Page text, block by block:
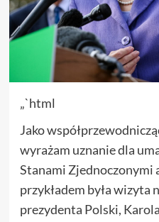
„`html
Jako
wyrażam uznanie dla
Stanami Zjednoczonymi
przykładem była wizyta
prezydenta Polski,